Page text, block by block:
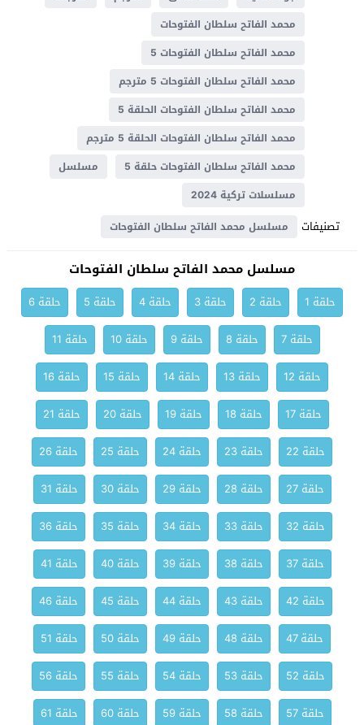
محمد الفاتح سلطان الفتوحات
محمد الفاتح سلطان الفتوحات 5
محمد الفاتح سلطان الفتوحات 5 مترجم
محمد الفاتح سلطان الفتوحات الحلقة 5
محمد الفاتح سلطان الفتوحات الحلقة 5 مترجم
محمد الفاتح سلطان الفتوحات حلقة 5
مسلسل
مسلسلات تركية 2024
تصنيفات مسلسل محمد الفاتح سلطان الفتوحات
مسلسل محمد الفاتح سلطان الفتوحات
حلقة 1 حلقة 2 حلقة 3 حلقة 4 حلقة 5
حلقة 6
حلقة 7
حلقة 8 حلقة 9 حلقة 10
حلقة 11
حلقة 12
حلقة 13 حلقة 14 حلقة 15
حلقة 16
حلقة 17
حلقة 18 حلقة 19 حلقة 20
حلقة 21
حلقة 22
حلقة 23 حلقة 24 حلقة 25
حلقة 26
حلقة 27
حلقة 28 حلقة 29 حلقة 30
حلقة 31
حلقة 32
حلقة 33 حلقة 34 حلقة 35
حلقة 36
حلقة 37
حلقة 38 حلقة 39 حلقة 40
حلقة 41
حلقة 42
حلقة 43 حلقة 44 حلقة 45
حلقة 46
حلقة 47
حلقة 48 حلقة 49 حلقة 50
حلقة 51
حلقة 52
حلقة 53 حلقة 54 حلقة 55
حلقة 56
حلقة 57
حلقة 58 حلقة 59 حلقة 60
حلقة 61